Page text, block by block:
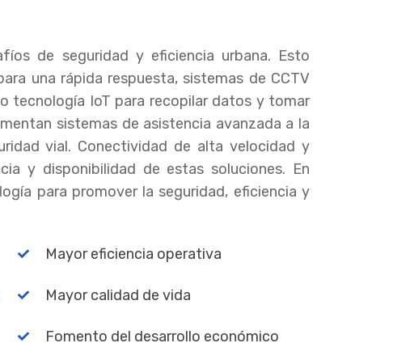
de seguridad y eficiencia urbana. Esto
una rápida respuesta, sistemas de CCTV
tecnología IoT para recopilar datos y tomar
sistemas de asistencia avanzada a la
vial. Conectividad de alta velocidad y
y disponibilidad de estas soluciones. En
para promover la seguridad, eficiencia y
Mayor eficiencia operativa
Mayor calidad de vida
Fomento del desarrollo económico